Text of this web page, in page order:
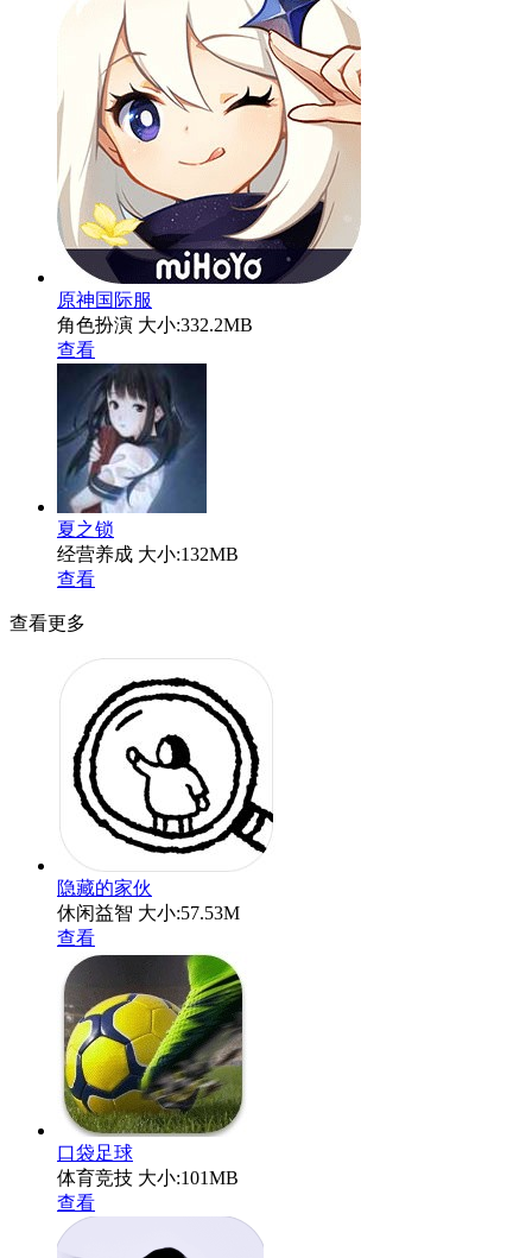
原神国际服
角色扮演 大小:332.2MB
查看
夏之锁
经营养成 大小:132MB
查看
查看更多
隐藏的家伙
休闲益智 大小:57.53M
查看
口袋足球
体育竞技 大小:101MB
查看